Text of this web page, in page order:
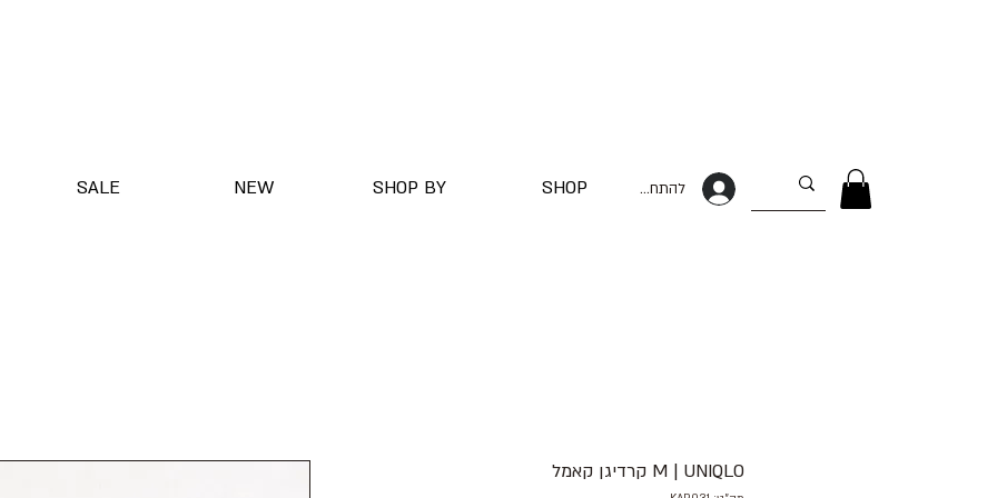
להתחברות SALE NEW SHOP BY SHOP
M | UNIQLO קרדיגן קאמל